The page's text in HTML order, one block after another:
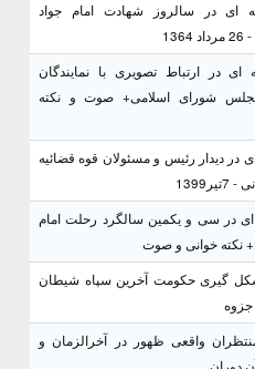
ای در سالروز شهادت امام جواد
ای در ارتباط تصویری با نمایندگان
مجلس شورای اسلامی+ صوت و نکته
ای در دیدار رئیس و مسئولان قوه قضائیه
ای در سی و یکمین سالگرد رحلت امام
نکته خوانی و صوت
گیری حکومت آخرین سپاه شیطان
واقعی ظهور در آخرالزمان و